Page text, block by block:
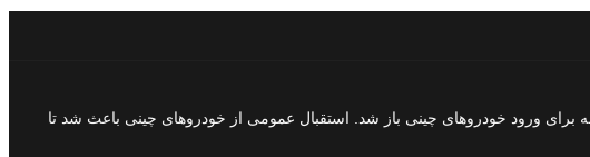
عرصه برای ورود خودروهای چینی باز شد. استقبال عمومی از خودروهای چینی باعث شد تا